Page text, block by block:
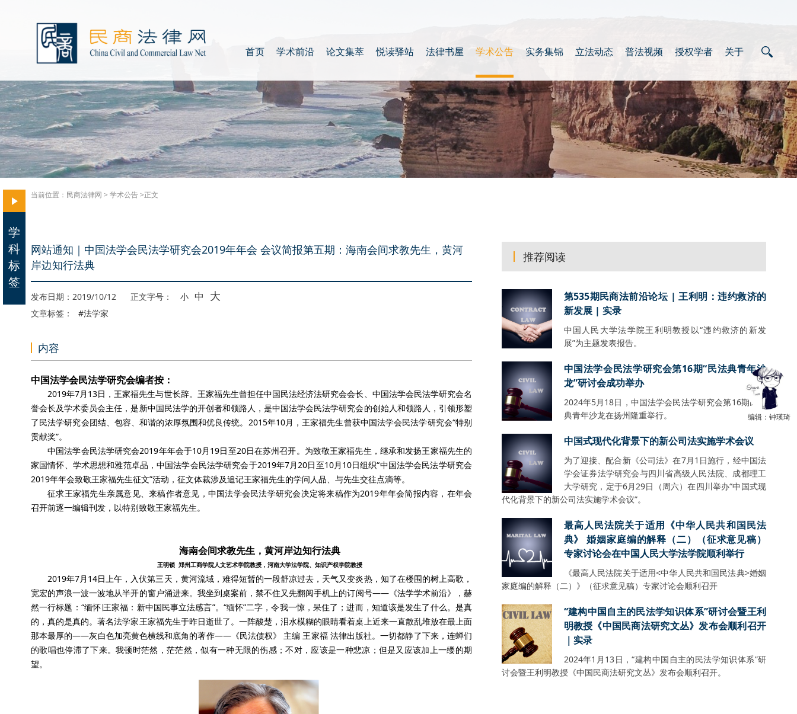
首页 学术前沿 论文集萃 悦读驿站 法律书屋 学术公告 实务集锦 立法动态 普法视频 授权学者 关于
当前位置： 民商法律网 > 学术公告>正文
网站通知｜中国法学会民法学研究会2019年年会 会议简报第五期：海南会间求教先生，黄河
岸边知行法典
发布日期：2019/10/12 正文字号： 小 中 大
文章标签： #法学家
内容
中国法学会民法学研究会编者按：
2019年7月13日，王家福先生与世长辞。王家福先生曾担任中国民法经济法研究会会长、中国法学会民法学研究会名
誉会长及学术委员会主任，是新中国民法学的开创者和领路人，是中国法学会民法学研究会的创始人和领路人，引领形塑
了民法学研究会团结、包容、和谐的浓厚氛围和优良传统。2015年10月，王家福先生曾获中国法学会民法学研究会“特别
贡献奖”。
中国法学会民法学研究会2019年年会于10月19日至20日在苏州召开。为致敬王家福先生，继承和发扬王家福先生的
家国情怀、学术思想和雅范卓品，中国法学会民法学研究会于2019年7月20日至10月10日组织“中国法学会民法学研究会
2019年年会致敬王家福先生征文”活动，征文体裁涉及追记王家福先生的学问人品、与先生交往点滴等。
征求王家福先生亲属意见、来稿作者意见，中国法学会民法学研究会决定将来稿作为2019年年会简报内容，在年会
召开前逐一编辑刊发，以特别致敬王家福先生。
海南会间求教先生，黄河岸边知行法典
王明锁 郑州工商学院人文艺术学院教授，河南大学法学院、知识产权学院教授
2019年7月14日上午，入伏第三天，黄河流域，难得短暂的一段舒凉过去，天气又变炎热，知了在楼围的树上高歌，
宽宏的声浪一波一波地从半开的窗户涌进来。我坐到桌案前，禁不住又先翻阅手机上的订阅号——《法学学术前沿》，赫
然一行标题：“缅怀∣王家福：新中国民事立法感言”。“缅怀”二字，令我一惊，呆住了；进而，知道该是发生了什么。是真
的，真的是真的。著名法学家王家福先生于昨日逝世了。一阵酸楚，泪水模糊的眼睛看着桌上近来一直散乱堆放在最上面
那本最厚的——灰白色加亮黄色横线和底角的著作——《民法债权》 主编 王家福 法律出版社。一切都静了下来，连蝉们
的歌唱也停滞了下来。我顿时茫然，茫茫然，似有一种无限的伤感；不对，应该是一种悲凉；但是又应该加上一缕的期
望。
推荐阅读
第535期民商法前沿论坛 | 王利明：违约救济的
新发展 | 实录
中国人民大学法学院王利明教授以“违约救济的新发
展”为主题发表报告。
中国法学会民法学研究会第16期“民法典青年沙
龙”研讨会成功举办
2024年5月18日，中国法学会民法学研究会第16期民法
典青年沙龙在扬州隆重举行。
中国式现代化背景下的新公司法实施学术会议
为了迎接、配合新《公司法》在7月1日施行，经中国法
学会证券法学研究会与四川省高级人民法院、成都理工
大学研究，定于6月29日（周六）在四川举办“中国式现
代化背景下的新公司法实施学术会议”。
最高人民法院关于适用《中华人民共和国民法
典》 婚姻家庭编的解释（二）（征求意见稿）
专家讨论会在中国人民大学法学院顺利举行
《最高人民法院关于适用<中华人民共和国民法典>婚姻
家庭编的解释（二）》（征求意见稿）专家讨论会顺利召开
“建构中国自主的民法学知识体系”研讨会暨王利
明教授《中国民商法研究文丛》发布会顺利召开
｜实录
2024年1月13日，“建构中国自主的民法学知识体系”研
讨会暨王利明教授《中国民商法研究文丛》发布会顺利召开。
编辑：钟瑛琦
学
科
标
签